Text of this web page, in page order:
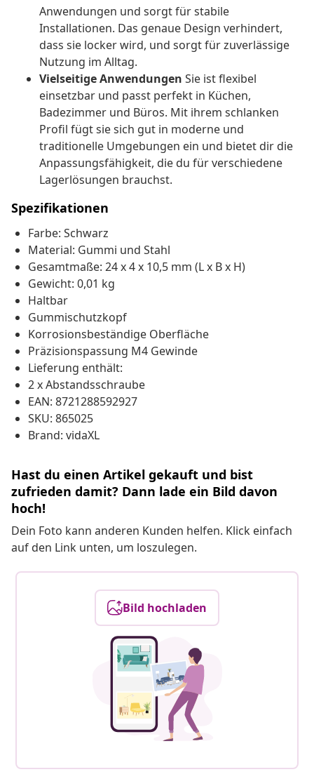
Anwendungen und sorgt für stabile
Installationen. Das genaue Design verhindert,
dass sie locker wird, und sorgt für zuverlässige
Nutzung im Alltag.
Vielseitige Anwendungen Sie ist flexibel
einsetzbar und passt perfekt in Küchen,
Badezimmer und Büros. Mit ihrem schlanken
Profil fügt sie sich gut in moderne und
traditionelle Umgebungen ein und bietet dir die
Anpassungsfähigkeit, die du für verschiedene
Lagerlösungen brauchst.
Spezifikationen
Farbe: Schwarz
Material: Gummi und Stahl
Gesamtmaße: 24 x 4 x 10,5 mm (L x B x H)
Gewicht: 0,01 kg
Haltbar
Gummischutzkopf
Korrosionsbeständige Oberfläche
Präzisionspassung M4 Gewinde
Lieferung enthält:
2 x Abstandsschraube
EAN: 8721288592927
SKU: 865025
Brand: vidaXL
Hast du einen Artikel gekauft und bist
zufrieden damit? Dann lade ein Bild davon
hoch!
Dein Foto kann anderen Kunden helfen. Klick einfach
auf den Link unten, um loszulegen.
Bild hochladen